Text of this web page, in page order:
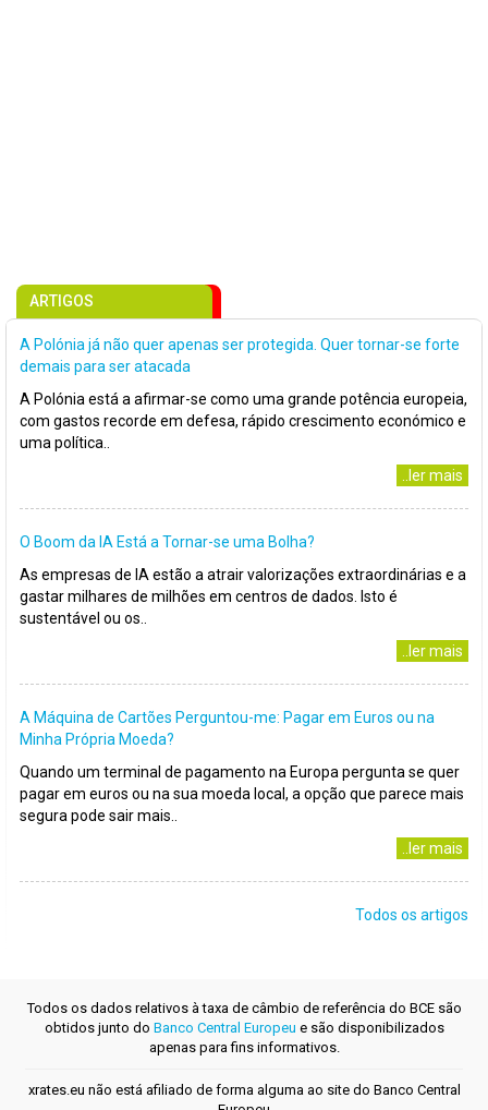
ARTIGOS
A Polónia já não quer apenas ser protegida. Quer tornar-se forte
demais para ser atacada
A Polónia está a afirmar-se como uma grande potência europeia,
com gastos recorde em defesa, rápido crescimento económico e
uma política..
..ler mais
O Boom da IA Está a Tornar-se uma Bolha?
As empresas de IA estão a atrair valorizações extraordinárias e a
gastar milhares de milhões em centros de dados. Isto é
sustentável ou os..
..ler mais
A Máquina de Cartões Perguntou-me: Pagar em Euros ou na
Minha Própria Moeda?
Quando um terminal de pagamento na Europa pergunta se quer
pagar em euros ou na sua moeda local, a opção que parece mais
segura pode sair mais..
..ler mais
Todos os artigos
Todos os dados relativos à taxa de câmbio de referência do BCE são
obtidos junto do Banco Central Europeu e são disponibilizados
apenas para fins informativos.
xrates.eu não está afiliado de forma alguma ao site do Banco Central